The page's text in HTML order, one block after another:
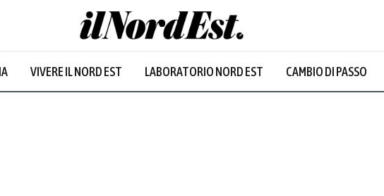
VIVERE IL NORD EST LABORATORIO NORD EST CAMBIO DI PASSO
Sereno